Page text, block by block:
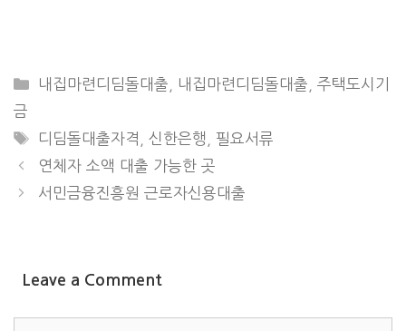
CATEGORIES
내집마련디딤돌대출 내집마련디딤돌대출 ,주택도시기
금
TAGS
디딤돌대출자격 ,신한은행
필요서류
연체자 소액 대출 가능한 곳
서민금융진흥원 근로자신용대출
Leave a Comment